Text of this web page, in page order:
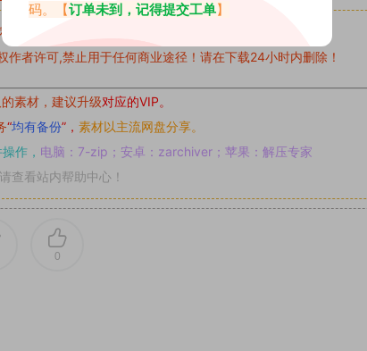
信留言
者许可,禁止用于任何商业途径！请在下载24小时内删除！
素材，建议升级对应的VIP。
“均有备份”， 素材以主流网盘分享。
作， 电脑：7-zip；安卓：zarchiver；苹果：解压专家
查看站内帮助中心！
0
码。【订单未到，记得提交工单】